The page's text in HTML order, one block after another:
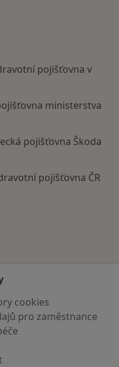
pojišťovna v
ministerstva
pojišťovna Škoda
pojišťovna ČR
cookies
pro zaměstnance